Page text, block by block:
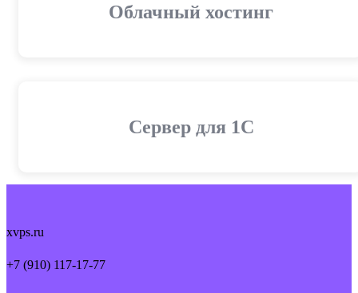
Облачный хостинг
Cервер для 1С
xvps.ru
+7 (910) 117-17-77